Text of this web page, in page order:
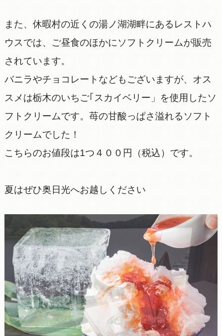
また、休暇村の近くの湯ノ湖湖畔にあるレストハ
ウスでは、ご昼食のほかにソフトクリームが販売
されています。
バニラやチョコレートなどもございますが、オス
スメは栃木のいちご｢スカイベリー」を使用したソ
フトクリームです。苺の甘酸っぱさ溢れるソフト
クリームでした！
こちらのお値段は1つ４００円（税込）です。
夏はぜひ奥日光へお越しください